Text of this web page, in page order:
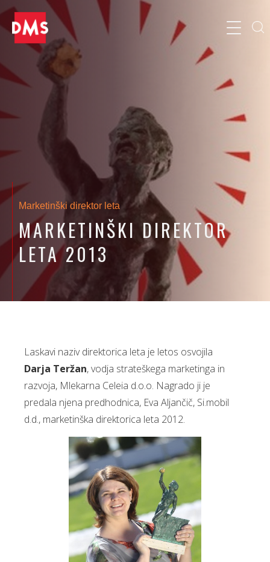
Marketinški direktor leta
MARKETINŠKI DIREKTOR
LETA 2013
Laskavi naziv direktorica leta je letos osvojila
Darja Teržan, vodja strateškega marketinga in
razvoja, Mlekarna Celeia d.o.o. Nagrado ji je
predala njena predhodnica, Eva Aljančič, Si.mobil
d.d., marketinška direktorica leta 2012.